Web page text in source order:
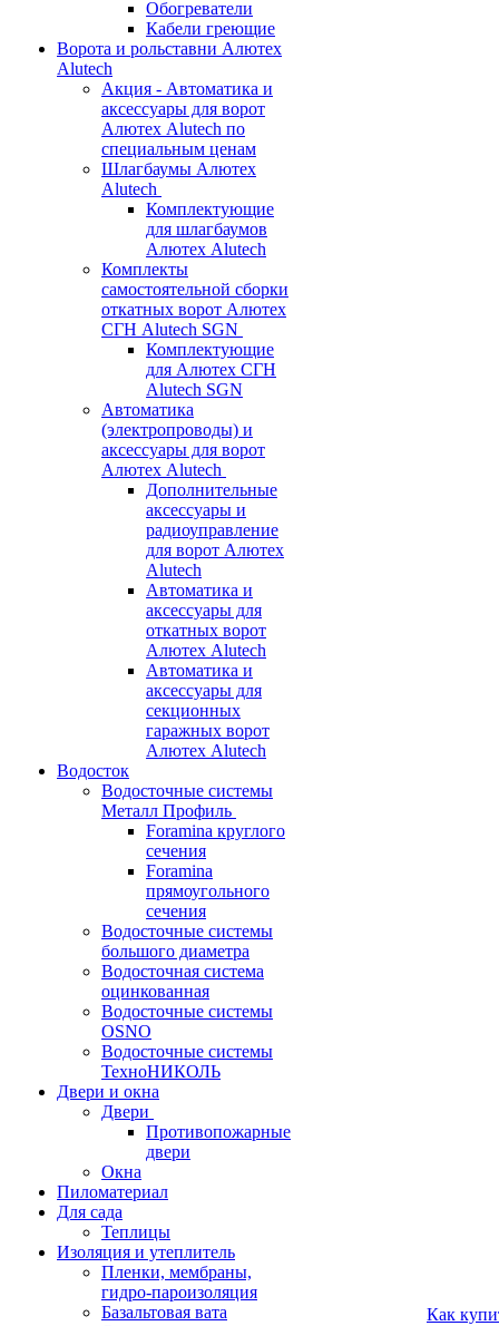
Обогреватели
Кабели греющие
Ворота и рольставни Алютех
Alutech
Акция - Автоматика и
аксессуары для ворот
Алютех Alutech по
специальным ценам
Шлагбаумы Алютех
Alutech
Комплектующие
для шлагбаумов
Алютех Alutech
Комплекты
самостоятельной сборки
откатных ворот Алютех
СГН Alutech SGN
Комплектующие
для Алютех СГН
Alutech SGN
Автоматика
(электропроводы) и
аксессуары для ворот
Алютех Alutech
Дополнительные
аксессуары и
радиоуправление
для ворот Алютех
Alutech
Автоматика и
аксессуары для
откатных ворот
Алютех Alutech
Автоматика и
аксессуары для
секционных
гаражных ворот
Алютех Alutech
Водосток
Водосточные системы
Металл Профиль
Foramina круглого
сечения
Foramina
прямоугольного
сечения
Водосточные системы
большого диаметра
Водосточная система
оцинкованная
Водосточные системы
OSNO
Водосточные системы
ТехноНИКОЛЬ
Двери и окна
Двери
Противопожарные
двери
Окна
Пиломатериал
Для сада
Теплицы
Изоляция и утеплитель
Пленки, мембраны,
гидро-пароизоляция
Базальтовая вата
Как